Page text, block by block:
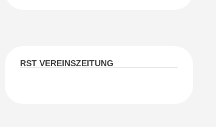
RST VEREINSZEITUNG